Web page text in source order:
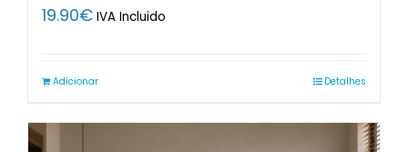
19.90€ IVA Incluido
Adicionar Detalhes